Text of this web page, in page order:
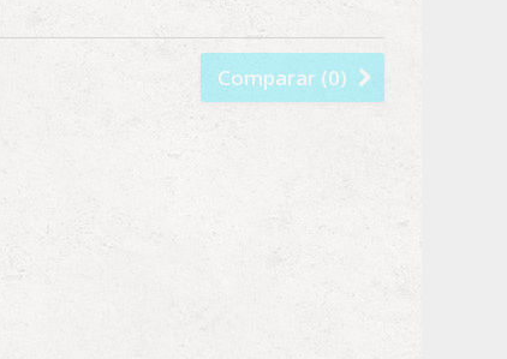
Comparar (0)